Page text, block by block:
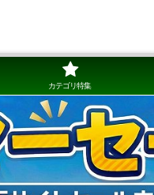
カテゴリ特集